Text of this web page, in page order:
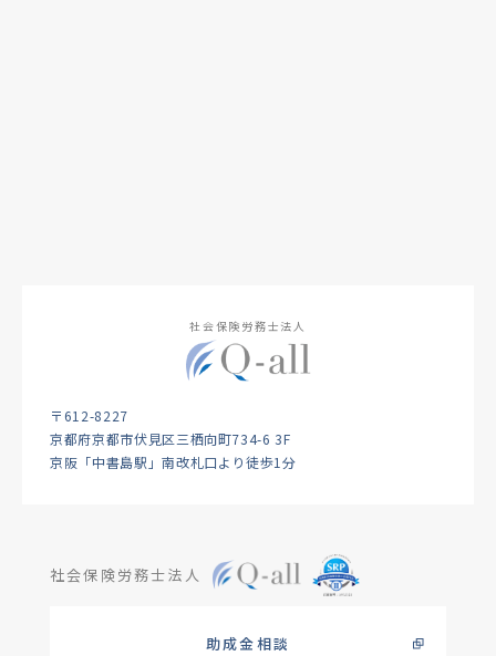
社会保険労務士法人
〒612-8227
京都府京都市伏見区三栖向町734-6 3F
京阪「中書島駅」南改札口より徒歩1分
社会保険労務士法人
助成金相談